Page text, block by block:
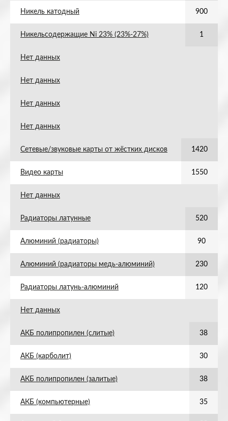
Никель катодный 900
Никельсодержащие Ni 23% (23%-27%) 1
Нет данных
Нет данных
Нет данных
Нет данных
Сетевые/звуковые карты от жёстких дисков 1420
Видео карты 1550
Нет данных
Радиаторы латунные 520
Алюминий (радиаторы) 90
Алюминий (радиаторы медь-алюминий) 230
Радиаторы латунь-алюминий 120
Нет данных
АКБ полипропилен (слитые) 38
АКБ (карболит) 30
АКБ полипропилен (залитые) 38
АКБ (компьютерные) 35